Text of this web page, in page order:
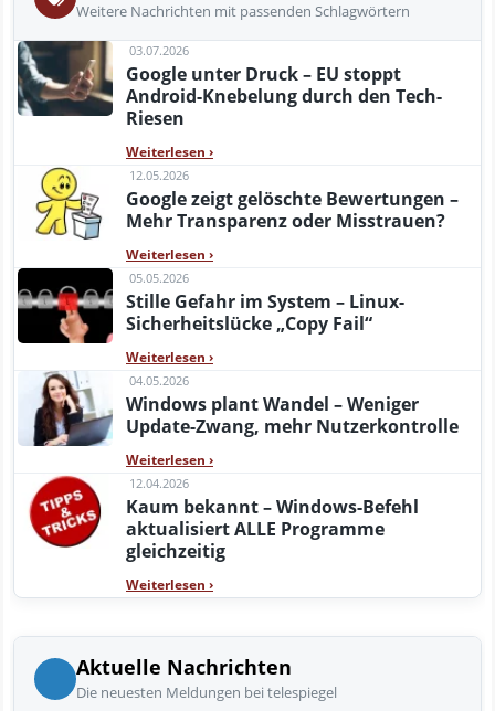
Weitere Nachrichten mit passenden Schlagwörtern
03.07.2026
Google unter Druck – EU stoppt
Android-Knebelung durch den Tech-
Riesen
Weiterlesen ›
12.05.2026
Google zeigt gelöschte Bewertungen –
Mehr Transparenz oder Misstrauen?
Weiterlesen ›
05.05.2026
Stille Gefahr im System – Linux-
Sicherheitslücke „Copy Fail“
Weiterlesen ›
04.05.2026
Windows plant Wandel – Weniger
Update-Zwang, mehr Nutzerkontrolle
Weiterlesen ›
12.04.2026
Kaum bekannt – Windows-Befehl
aktualisiert ALLE Programme
gleichzeitig
Weiterlesen ›
Aktuelle Nachrichten
Die neuesten Meldungen bei telespiegel